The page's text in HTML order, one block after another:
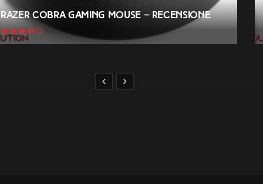
Razer Cobra Gaming Mouse – Recensione